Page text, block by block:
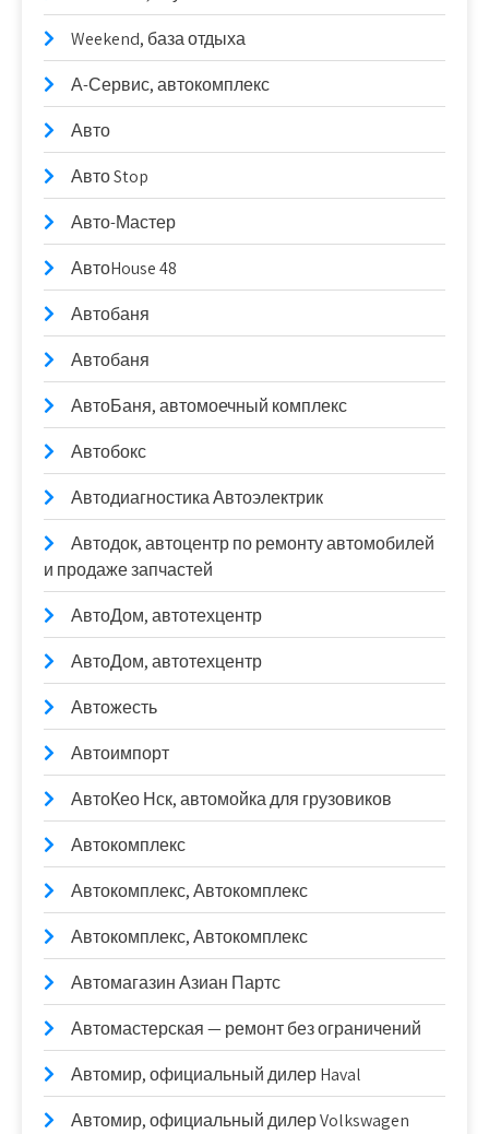
Weekend, база отдыха
А-Сервис, автокомплекс
Авто
Авто Stop
Авто-Мастер
АвтоHouse 48
Автобаня
Автобаня
АвтоБаня, автомоечный комплекс
Автобокс
Автодиагностика Автоэлектрик
Автодок, автоцентр по ремонту автомобилей
и продаже запчастей
АвтоДом, автотехцентр
АвтоДом, автотехцентр
Автожесть
Автоимпорт
АвтоКео Нск, автомойка для грузовиков
Автокомплекс
Автокомплекс, Автокомплекс
Автокомплекс, Автокомплекс
Автомагазин Азиан Партс
Автомастерская — ремонт без ограничений
Автомир, официальный дилер Haval
Автомир, официальный дилер Volkswagen